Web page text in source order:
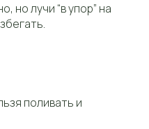
но лучи “в упор” на
поливать и